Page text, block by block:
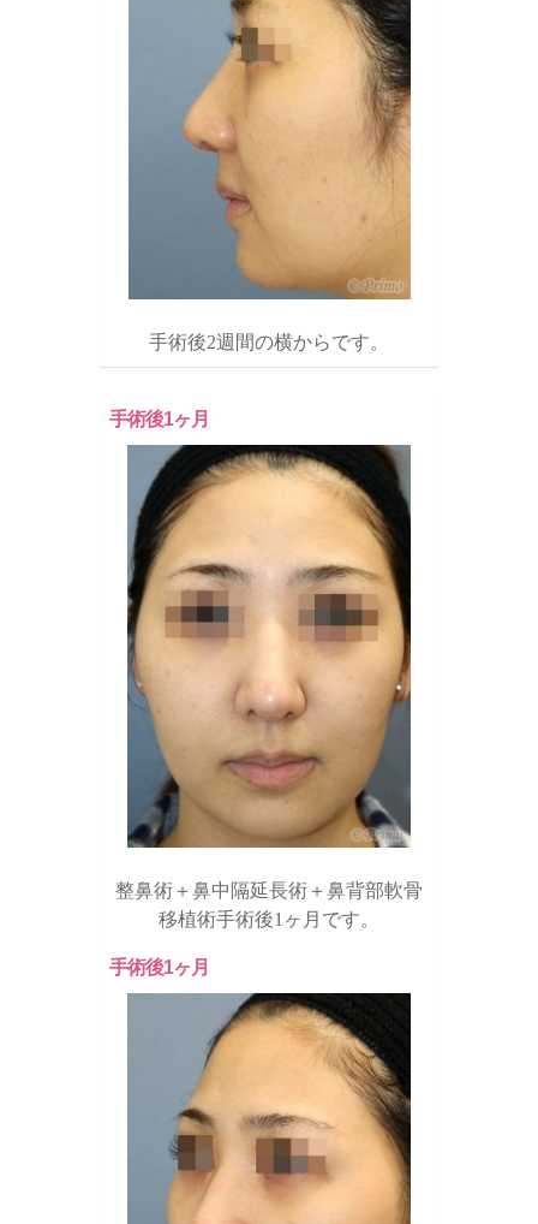
手術後2週間の横からです。
手術後1ヶ月
整鼻術＋鼻中隔延長術＋鼻背部軟骨
移植術手術後1ヶ月です。
手術後1ヶ月